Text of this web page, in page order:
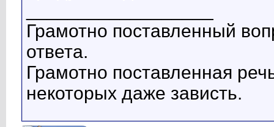
Грамотно поставленный
ответа.
Грамотно поставленная
некоторых даже зависть.